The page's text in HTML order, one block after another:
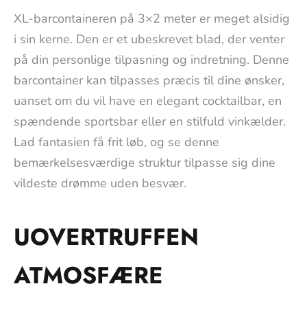
XL-barcontaineren på 3×2 meter er meget alsidig
i sin kerne. Den er et ubeskrevet blad, der venter
på din personlige tilpasning og indretning. Denne
barcontainer kan tilpasses præcis til dine ønsker,
uanset om du vil have en elegant cocktailbar, en
spændende sportsbar eller en stilfuld vinkælder.
Lad fantasien få frit løb, og se denne
bemærkelsesværdige struktur tilpasse sig dine
vildeste drømme uden besvær.
UOVERTRUFFEN
ATMOSFÆRE